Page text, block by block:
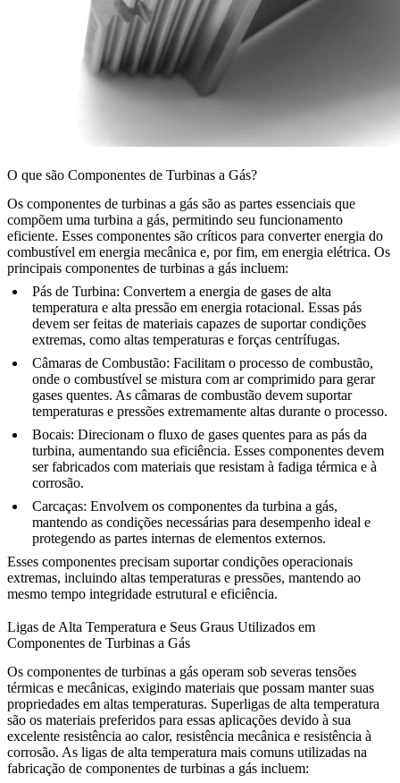
O que são Componentes de Turbinas a Gás?
Os componentes de turbinas a gás são as partes essenciais que
compõem uma turbina a gás, permitindo seu funcionamento
eficiente. Esses componentes são críticos para converter energia do
combustível em energia mecânica e, por fim, em energia elétrica. Os
principais componentes de turbinas a gás incluem:
Pás de Turbina: Convertem a energia de gases de alta
temperatura e alta pressão em energia rotacional. Essas pás
devem ser feitas de materiais capazes de suportar condições
extremas, como altas temperaturas e forças centrífugas.
Câmaras de Combustão: Facilitam o processo de combustão,
onde o combustível se mistura com ar comprimido para gerar
gases quentes. As câmaras de combustão devem suportar
temperaturas e pressões extremamente altas durante o processo.
Bocais: Direcionam o fluxo de gases quentes para as pás da
turbina, aumentando sua eficiência. Esses componentes devem
ser fabricados com materiais que resistam à fadiga térmica e à
corrosão.
Carcaças: Envolvem os componentes da turbina a gás,
mantendo as condições necessárias para desempenho ideal e
protegendo as partes internas de elementos externos.
Esses componentes precisam suportar condições operacionais
extremas, incluindo altas temperaturas e pressões, mantendo ao
mesmo tempo integridade estrutural e eficiência.
Ligas de Alta Temperatura e Seus Graus Utilizados em
Componentes de Turbinas a Gás
Os componentes de turbinas a gás operam sob severas tensões
térmicas e mecânicas, exigindo materiais que possam manter suas
propriedades em altas temperaturas. Superligas de alta temperatura
são os materiais preferidos para essas aplicações devido à sua
excelente resistência ao calor, resistência mecânica e resistência à
corrosão. As ligas de alta temperatura mais comuns utilizadas na
fabricação de componentes de turbinas a gás incluem: